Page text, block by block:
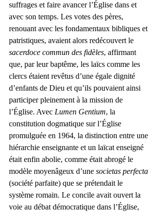
suffrages et faire avancer l’Église dans et
avec son temps. Les votes des pères,
renouant avec les fondamentaux bibliques et
patristiques, avaient alors redécouvert le
sacerdoce commun des fidèles, affirmant
que, par leur baptême, les laïcs comme les
clercs étaient revêtus d’une égale dignité
d’enfants de Dieu et qu’ils pouvaient ainsi
participer pleinement à la mission de
l’Église. Avec Lumen Gentium, la
constitution dogmatique sur l’Église
promulguée en 1964, la distinction entre une
hiérarchie enseignante et un laïcat enseigné
était enfin abolie, comme était abrogé le
modèle moyenâgeux d’une societas perfecta
(société parfaite) que se prétendait le
système romain. Le concile avait ouvert la
voie au débat démocratique dans l’Église,